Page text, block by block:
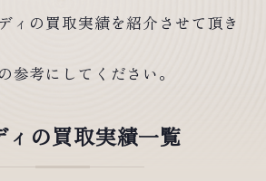
ィの買取実績を紹介させて頂き
参考にしてください。
ィの買取実績一覧